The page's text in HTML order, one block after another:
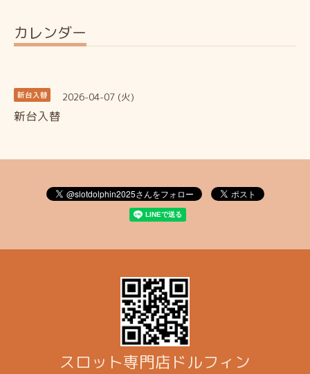
カレンダー
新台入替 2026-04-07 (火)
新台入替
スロット専門店ドルフィン